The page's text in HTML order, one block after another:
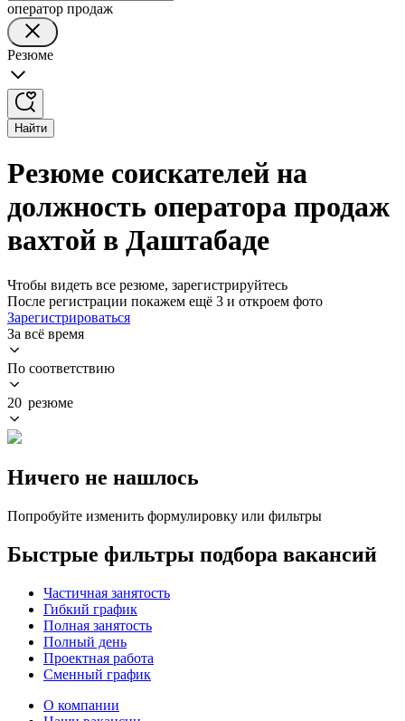
оператор продаж
Резюме
Найти
Резюме соискателей на
должность оператора продаж
вахтой в Даштабаде
Чтобы видеть все резюме, зарегистрируйтесь
После регистрации покажем ещё 3 и откроем фото
Зарегистрироваться
За всё время
По соответствию
20 резюме
Ничего не нашлось
Попробуйте изменить формулировку или фильтры
Быстрые фильтры подбора вакансий
Частичная занятость
Гибкий график
Полная занятость
Полный день
Проектная работа
Сменный график
О компании